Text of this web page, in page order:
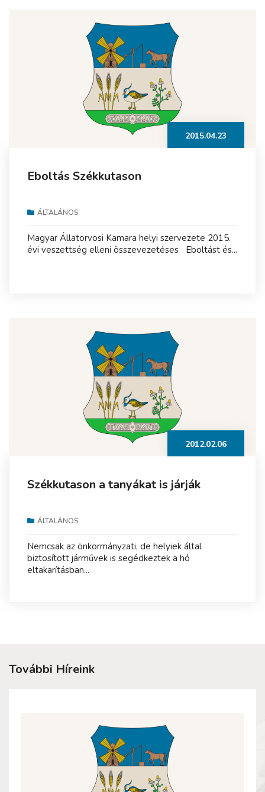
2015.04.23
Eboltás Székkutason
ÁLTALÁNOS
Magyar Állatorvosi Kamara helyi szervezete 2015.
évi veszettség elleni összevezetéses Eboltást és...
2012.02.06
Székkutason a tanyákat is járják
ÁLTALÁNOS
Nemcsak az önkormányzati, de helyiek által
biztosított járművek is segédkeztek a hó
eltakarításban...
További Híreink